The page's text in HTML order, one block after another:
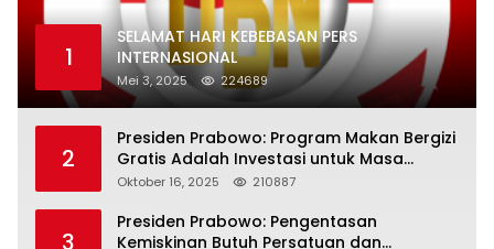
1
SELAMAT HARI KEBEBASAN PERS
INTERNASIONAL
Mei 3, 2025 224689
2
Presiden Prabowo: Program Makan Bergizi
Gratis Adalah Investasi untuk Masa
Depan Bangsa
Oktober 16, 2025 210887
3
Presiden Prabowo: Pengentasan
Kemiskinan Butuh Persatuan dan